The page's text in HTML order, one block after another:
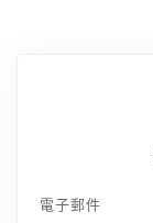
電子郵件